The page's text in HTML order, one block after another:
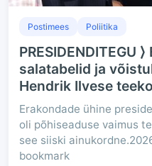
Postimees Poliitika
PRESIDENDITEGU
salatabelid ja
Hendrik Ilvese
Erakondade ühine
oli põhiseaduse vaimus
see siiski
bookmark